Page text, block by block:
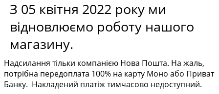
З 05 квітня 2022 року ми
відновлюємо роботу нашого
магазину.
Надсилання тільки компанією Нова Пошта. На жаль,
потрібна передоплата 100% на карту Моно або Приват
Банку. Накладений платіж тимчасово недоступний.